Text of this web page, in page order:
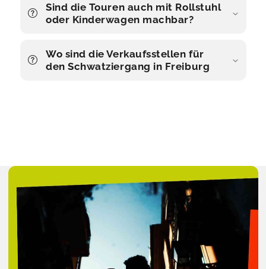
Sind die Touren auch mit Rollstuhl
oder Kinderwagen machbar?
Wo sind die Verkaufsstellen für
den Schwatziergang in Freiburg